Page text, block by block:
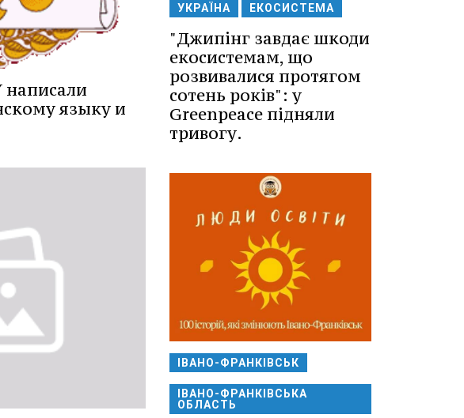
языку и
УКРАЇНА ЕКОСИСТЕМА
"Джипінг завдає шкоди
екосистемам, що
розвивалися протягом
сотень років": у
Greenpeace підняли
тривогу.
ІВАНО-ФРАНКІВСЬК
ІВАНО-ФРАНКІВСЬКА
ОБЛАСТЬ